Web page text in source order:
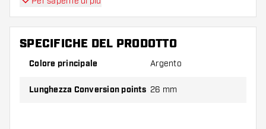
SPECIFICHE DEL PRODOTTO
Colore principale Argento
Lunghezza Conversion points 26 mm